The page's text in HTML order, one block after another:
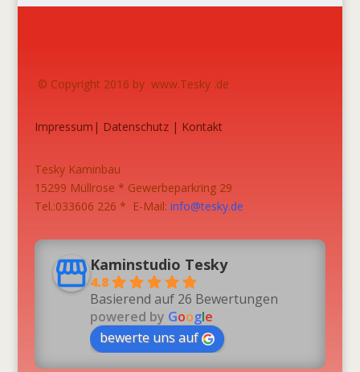
© Copyright 2016 by www.Tesky .de
Impressum | Datenschutz| Kontakt
Tesky Kaminbau
15299 Müllrose * Gewerbeparkring 29
Tel.:033606 226 * E-Mail: info@tesky.de
Kaminstudio Tesky
4.8
Basierend auf 26 Bewertungen
powered by Google
bewerte uns auf